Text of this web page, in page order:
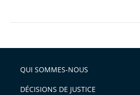
QUI SOMMES-NOUS
DÉCISIONS DE JUSTICE